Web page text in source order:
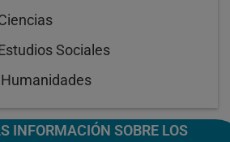
Sociales
INFORMACIÓN SOBRE LOS